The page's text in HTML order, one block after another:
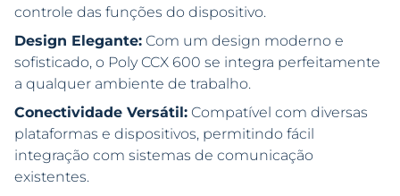
controle das funções do dispositivo.
Design Elegante: Com um design moderno e
sofisticado, o Poly CCX 600 se integra perfeitamente
a qualquer ambiente de trabalho.
Conectividade Versátil: Compatível com diversas
plataformas e dispositivos, permitindo fácil
integração com sistemas de comunicação
existentes.